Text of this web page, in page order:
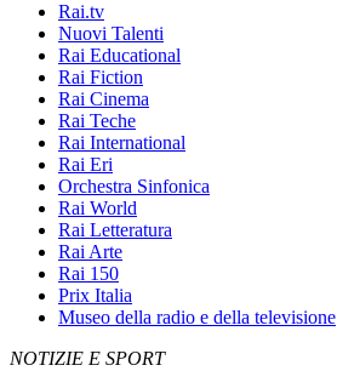
Rai.tv
Nuovi Talenti
Rai Educational
Rai Fiction
Rai Cinema
Rai Teche
Rai International
Rai Eri
Orchestra Sinfonica
Rai World
Rai Letteratura
Rai Arte
Rai 150
Prix Italia
Museo della radio e della televisione
NOTIZIE E SPORT